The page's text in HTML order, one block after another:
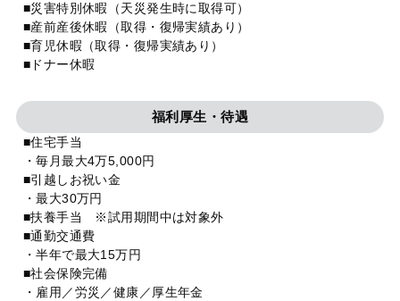
■災害特別休暇（天災発生時に取得可）
■産前産後休暇（取得・復帰実績あり）
■育児休暇（取得・復帰実績あり）
■ドナー休暇
福利厚生・待遇
■住宅手当
・毎月最大4万5,000円
■引越しお祝い金
・最大30万円
■扶養手当 ※試用期間中は対象外
■通勤交通費
・半年で最大15万円
■社会保険完備
・雇用／労災／健康／厚生年金